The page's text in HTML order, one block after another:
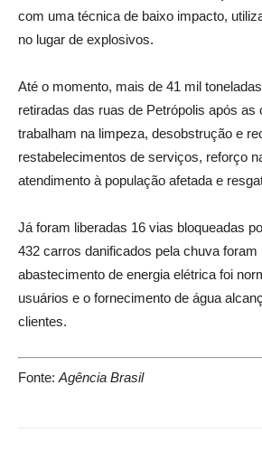
com uma técnica de baixo impacto,
no lugar de explosivos.
Até o momento, mais de 41 mil
retiradas das ruas de Petrópolis após as
trabalham na limpeza, desobstrução e
restabelecimentos de serviços, reforço
atendimento à população afetada e
Já foram liberadas 16 vias bloqueadas
432 carros danificados pela chuva
abastecimento de energia elétrica foi
usuários e o fornecimento de água
clientes.
Fonte: Agência Brasil